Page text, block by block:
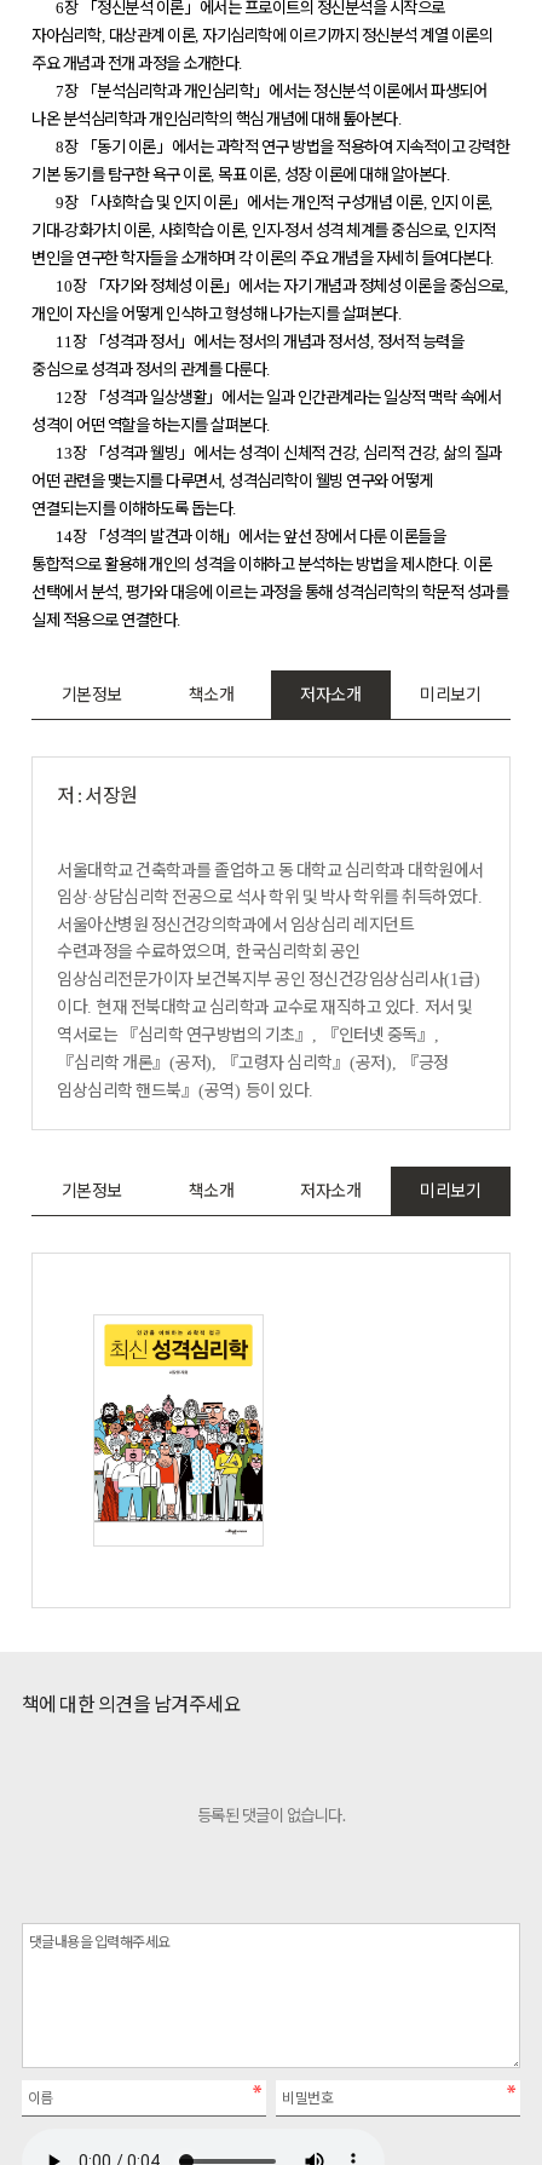
6장 「정신분석 이론」 에서는 프로이트의 정신분석을 시작으로
자아심리학, 대상관계 이론,자기심리학에 이르기까지 정신분석 계열 이론의
주요 개념과 전개 과정을 소개한다.
7장 「분석심리학과 개인심리학」 에서는 정신분석 이론에서 파생되어
나온 분석심리학과 개인심리학의 핵심 개념에 대해 톺아본다.
8장 「동기 이론」 에서는 과학적 연구 방법을 적용하여 지속적이고 강력한
기본 동기를 탐구한 욕구 이론, 목표 이론, 성장 이론에 대해 알아본다.
9장 「사회학습 및 인지 이론」 에서는 개인적 구성개념 이론, 인지 이론,
기대-강화가치 이론, 사회학습 이론, 인지-정서 성격 체계를 중심으로, 인지적
변인을 연구한 학자들을 소개하며 각 이론의 주요 개념을 자세히 들여다본다.
10장 「자기와 정체성 이론」 에서는 자기 개념과 정체성 이론을 중심으로,
개인이 자신을 어떻게 인식하고 형성해 나가는지를 살펴본다.
11장 「성격과 정서 」 에서는 정서의 개념과 정서성 정서적 능력을
중심으로 성격과 정서의 관계를 다룬다.
12장 「성격과 일상생활」 에서는 일과 인간관계라는 일상적 맥락 속에서
성격이 어떤 역할을 하는지를 살펴본다.
13장 「성격과 웰빙 」 에서는 성격이 신체적 건강, 심리적 건강, 삶의 질과
어떤 관련을 맺는지를 다루면서 성격심리학이 웰빙 연구와 어떻게
연결되는지를 이해하도록 돕는다.
14장 「성격의 발견과 이해 」 에서는 앞선 장에서 다룬 이론들을
통합적으로 활용해 개인의 성격을 이해하고 분석하는 방법을 제시한다. 이론
선택에서 분석 평가와 대응에 이르는 과정을 통해 성격심리학의 학문적 성과를
실제 적용으로 연결한다.
기본정보 책소개 저자소개 미리보기
저 : 서장원
서울대학교 건축학과를 졸업하고 동 대학교 심리학과 대학원에서
임상·상담심리학 전공으로 석사 학위 및 박사 학위를 취득하였다.
서울아산병원 정신건강의학과에서 임상심리 레지던트
수련과정을 수료하였으며
,한국심리학회 공인
임상심리전문가이자 보건복지부 공인 정신건강임상심리사(1급)
이다.현재 전북대학교 심리학과 교수로 재직하고 있다. 저서 및
역서로는 『심리학 연구방법의 기초』 『인터넷 중독』
『심리학 개론』(공저), 『고령자 심리학』 (공저), 『긍정
임상심리학 핸드북』 (공역) 등이 있다.
기본정보 책소개 저자소개 미리보기
책에 대한 의견을 남겨주세요
등록된 댓글이 없습니다.